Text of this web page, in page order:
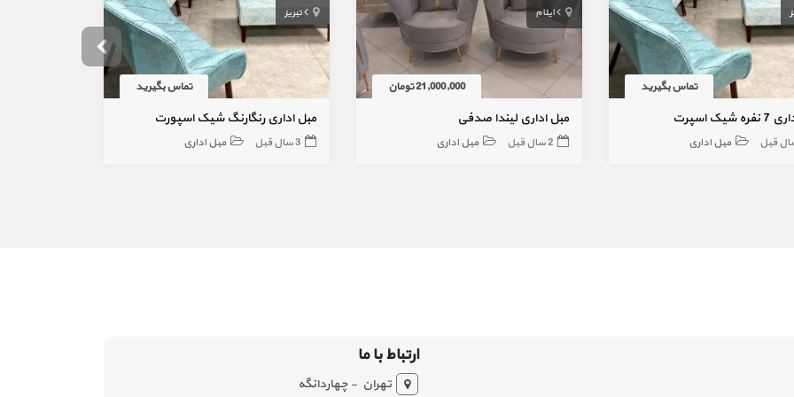
تماس بگیرید
اسپرت
مبل اداری
ایلام
21,000,000 تومان
مبل اداری لیندا صدفی
2 سال قبل مبل اداری
تبریز
تماس بگیرید
مبل اداری رنگارنگ شیک اسپورت
3 سال قبل مبل اداری
ارتباط با ما
تهران - چهاردانگه